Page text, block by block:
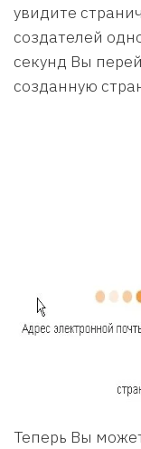
увидите
создателей
секунд Вы
созданную
Теперь Вы